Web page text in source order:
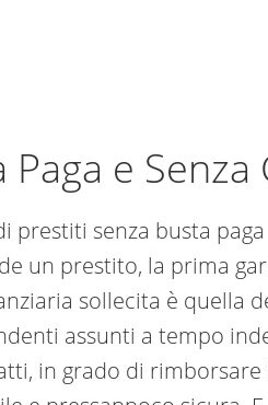
e Senza
prestiti senza busta
un prestito, la prima
sollecita è quella
assunti a tempo
in grado di rimborsare